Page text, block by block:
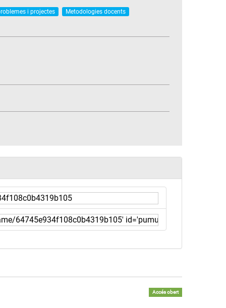
i projectes
Metodologies docents
Accés obert